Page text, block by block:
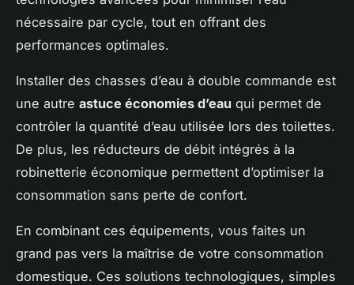
nécessaire par cycle, tout en offrant des
performances optimales.
Installer des chasses d’eau à double commande est
une autre astuce économies d’eau qui permet de
contrôler la quantité d’eau utilisée lors des toilettes.
De plus, les réducteurs de débit intégrés à la
robinetterie économique permettent d’optimiser la
consommation sans perte de confort.
En combinant ces équipements, vous faites un
grand pas vers la maîtrise de votre consommation
domestique. Ces solutions technologiques, simples